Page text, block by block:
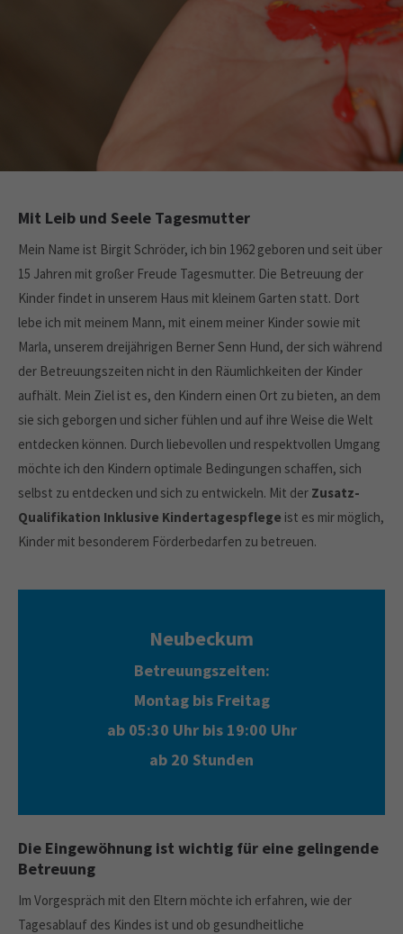
We offer support for our customers
Mon - Fri 8:00am - 5:00pm
Cybersteel Inc.
San Francisco, CA 94102
Have any questions?
Drop us a line
info@yourdomain.com
About us
Lorem ipsum dolor sit amet, consectetuer
adipiscing elit.
Aenean commodo ligula eget dolor. Aenean massa. Cum
sociis natoque penatibus et magnis dis parturient montes,
Mit Leib und Seele Tagesmutter
Mein Name ist Birgit Schröder, ich bin 1962 geboren und seit über
15 Jahren mit großer Freude Tagesmutter. Die Betreuung der
Kinder findet in unserem Haus mit kleinem Garten statt. Dort
lebe ich mit meinem Mann, mit einem meiner Kinder sowie mit
Marla, unserem dreijährigen Berner Senn Hund, der sich während
der Betreuungszeiten nicht in den Räumlichkeiten der Kinder
aufhält. Mein Ziel ist es, den Kindern einen Ort zu bieten, an dem
sie sich geborgen und sicher fühlen und auf ihre Weise die Welt
entdecken können. Durch liebevollen und respektvollen Umgang
möchte ich den Kindern optimale Bedingungen schaffen, sich
selbst zu entdecken und sich zu entwickeln. Mit der Zusatz-
Qualifikation Inklusive Kindertagespflege ist es mir möglich,
Kinder mit besonderem Förderbedarfen zu betreuen.
Neubeckum
Betreuungszeiten:
Montag bis Freitag
ab 05:30 Uhr bis 19:00 Uhr
ab 20 Stunden
Die Eingewöhnung ist wichtig für eine gelingende
Betreuung
Im Vorgespräch mit den Eltern möchte ich erfahren, wie der
Tagesablauf des Kindes ist und ob gesundheitliche